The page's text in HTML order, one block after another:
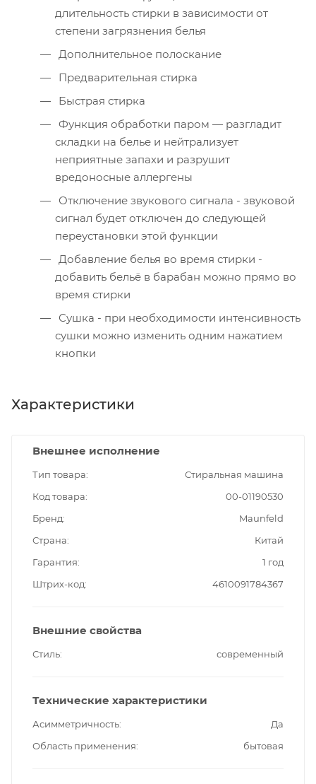
длительность стирки в зависимости от
степени загрязнения белья
Дополнительное полоскание
Предварительная стирка
Быстрая стирка
Функция обработки паром — разгладит
складки на белье и нейтрализует
неприятные запахи и разрушит
вредоносные аллергены
Отключение звукового сигнала - звуковой
сигнал будет отключен до следующей
переустановки этой функции
Добавление белья во время стирки -
добавить бельё в барабан можно прямо во
время стирки
Сушка - при необходимости интенсивность
сушки можно изменить одним нажатием
кнопки
Характеристики
Внешнее исполнение
Тип товара
Стиральная машина
Код товара
00-01190530
Бренд
Maunfeld
Страна
Китай
Гарантия
1 год
Штрих-код
4610091784367
Внешние свойства
Стиль современный
Технические характеристики
Асимметричность
Да
Область применения
бытовая